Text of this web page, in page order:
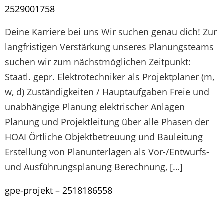
2529001758
Deine Karriere bei uns Wir suchen genau dich! Zur
langfristigen Verstärkung unseres Planungsteams
suchen wir zum nächstmöglichen Zeitpunkt:
Staatl. gepr. Elektrotechniker als Projektplaner (m,
w, d) Zuständigkeiten / Hauptaufgaben Freie und
unabhängige Planung elektrischer Anlagen
Planung und Projektleitung über alle Phasen der
HOAI Örtliche Objektbetreuung und Bauleitung
Erstellung von Planunterlagen als Vor-/Entwurfs-
und Ausführungsplanung Berechnung, […]
gpe-projekt – 2518186558